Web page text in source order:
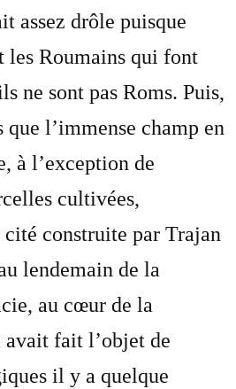
assez drôle puisque
les Roumains qui font
ne sont pas Roms. Puis,
l’immense champ en
à l’exception de
cultivées,
construite par Trajan
lendemain de la
au cœur de la
fait l’objet de
il y a quelque